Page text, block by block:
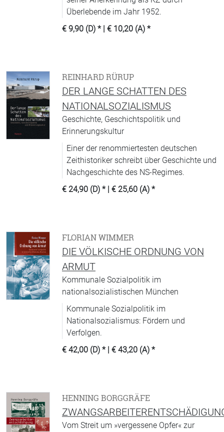
Überlebende im Jahr 1952.
€ 9,90 (D) * | € 10,20 (A) *
REINHARD RÜRUP
DER LANGE SCHATTEN DES
NATIONALSOZIALISMUS
Geschichte, Geschichtspolitik und
Erinnerungskultur
Einer der renommiertesten deutschen
Zeithistoriker schreibt über Geschichte und
Nachgeschichte des NS-Regimes.
€ 24,90 (D) * | € 25,60 (A) *
FLORIAN WIMMER
DIE VÖLKISCHE ORDNUNG VON
ARMUT
Kommunale Sozialpolitik im
nationalsozialistischen München
Kommunale Sozialpolitik im
Nationalsozialismus: Fördern und
Verfolgen.
€ 42,00 (D) * | € 43,20 (A) *
HENNING BORGGRÄFE
Vom Streit um »vergessene Opfer« zur